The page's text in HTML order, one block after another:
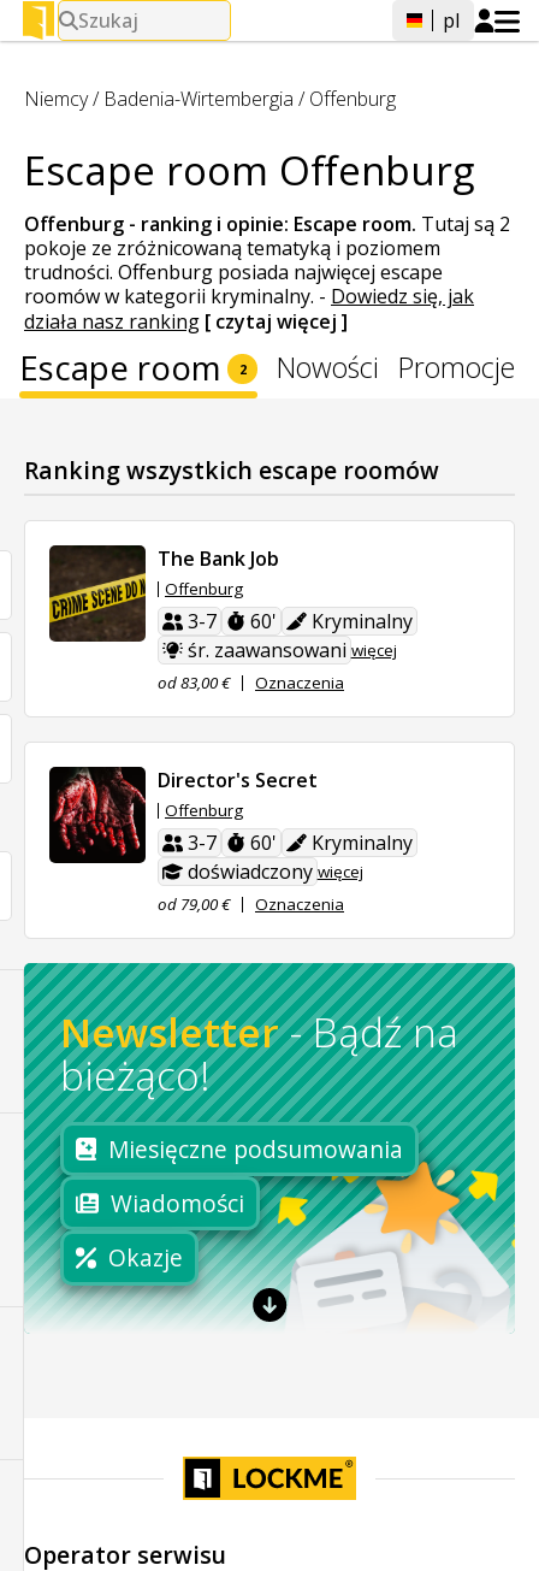
Szukaj pl
Niemcy/ Badenia-Wirtembergia /Offenburg
Escape room Offenburg
Offenburg - ranking i opinie: Escape room. Tutaj są 2
pokoje ze zróżnicowaną tematyką i poziomem
trudności. Offenburg posiada najwięcej escape
roomów w kategorii kryminalny. - Dowiedz się, jak
działa nasz ranking [ czytaj więcej ]
Escape room 2 Nowości Promocje
Ranking wszystkich escape roomów
The Bank Job
Offenburg
3-7 60'
Kryminalny
śr. zaawansowani więcej
od 83,00 €
Oznaczenia
Director's Secret
Offenburg
3-7 60'
Kryminalny
doświadczony więcej
od 79,00 €
Oznaczenia
Newsletter -Bądź na
bieżąco!
Miesięczne podsumowania
Wiadomości
Okazje
Operator serwisu